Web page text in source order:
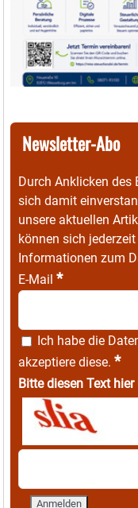
Newsletter-Abo
Durch Anklicken des
sich damit
unsere aktuellen
können sich
Informationen zum
E-Mail *
Ich habe die
akzeptiere diese. *
Bitte diesen Text